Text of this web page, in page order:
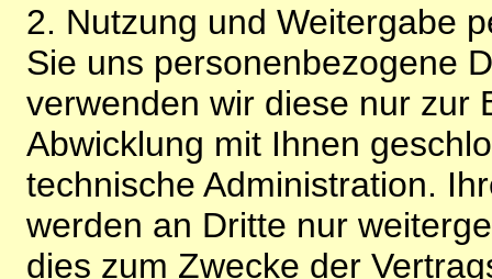
2. Nutzung und Weitergabe
Sie uns personenbezogene
verwenden wir diese nur zur
Abwicklung mit Ihnen
technische Administration.
werden an Dritte nur
dies zum Zwecke der